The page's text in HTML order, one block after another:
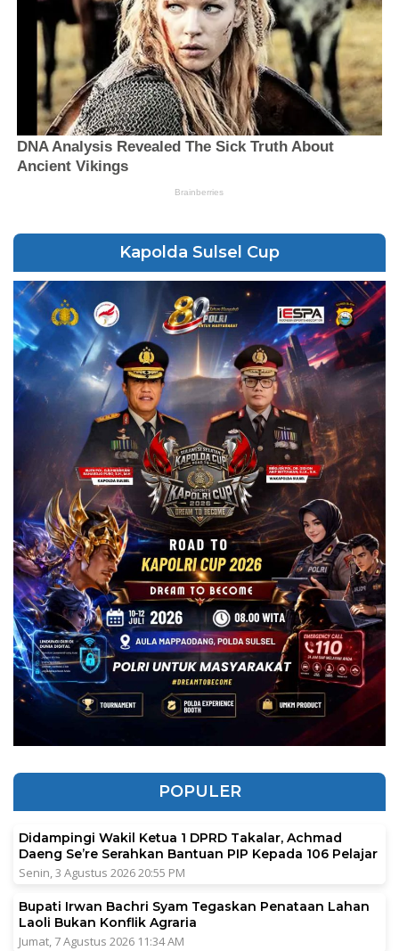
Kapolda Sulsel Cup
POPULER
Didampingi Wakil Ketua 1 DPRD Takalar, Achmad
Daeng Se’re Serahkan Bantuan PIP Kepada 106 Pelajar
Senin, 3 Agustus 2026 20:55 PM
Bupati Irwan Bachri Syam Tegaskan Penataan Lahan
Laoli Bukan Konflik Agraria
Jumat, 7 Agustus 2026 11:34 AM